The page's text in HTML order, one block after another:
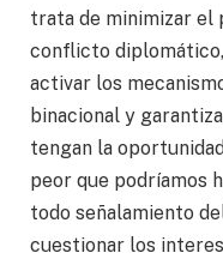
trata de minimizar el
conflicto
activar los
binacional y
tengan la
peor que podríamos
todo señalamiento
cuestionar los